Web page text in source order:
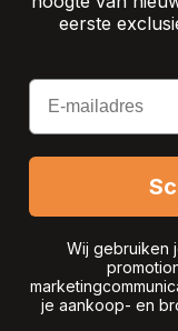
eerste
Email
Wij gebruiken
je aankoop- en